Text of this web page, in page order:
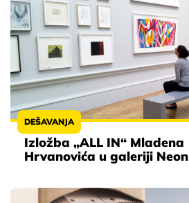
DEŠAVANJA
Izložba „ALL IN“ Mladena
Hrvanovića u galeriji Neon